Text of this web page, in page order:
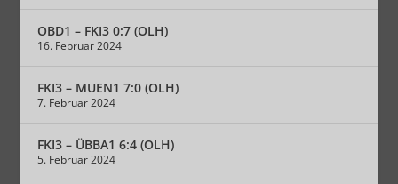
OBD1 – FKI3 0:7 (OLH)
16. Februar 2024
FKI3 – MUEN1 7:0 (OLH)
7. Februar 2024
FKI3 – ÜBBA1 6:4 (OLH)
5. Februar 2024